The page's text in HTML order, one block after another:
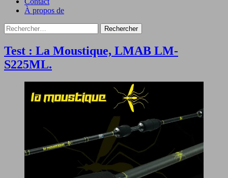
À propos de
Rechercher :
Test : La Moustique, LMAB LM-
S225ML.